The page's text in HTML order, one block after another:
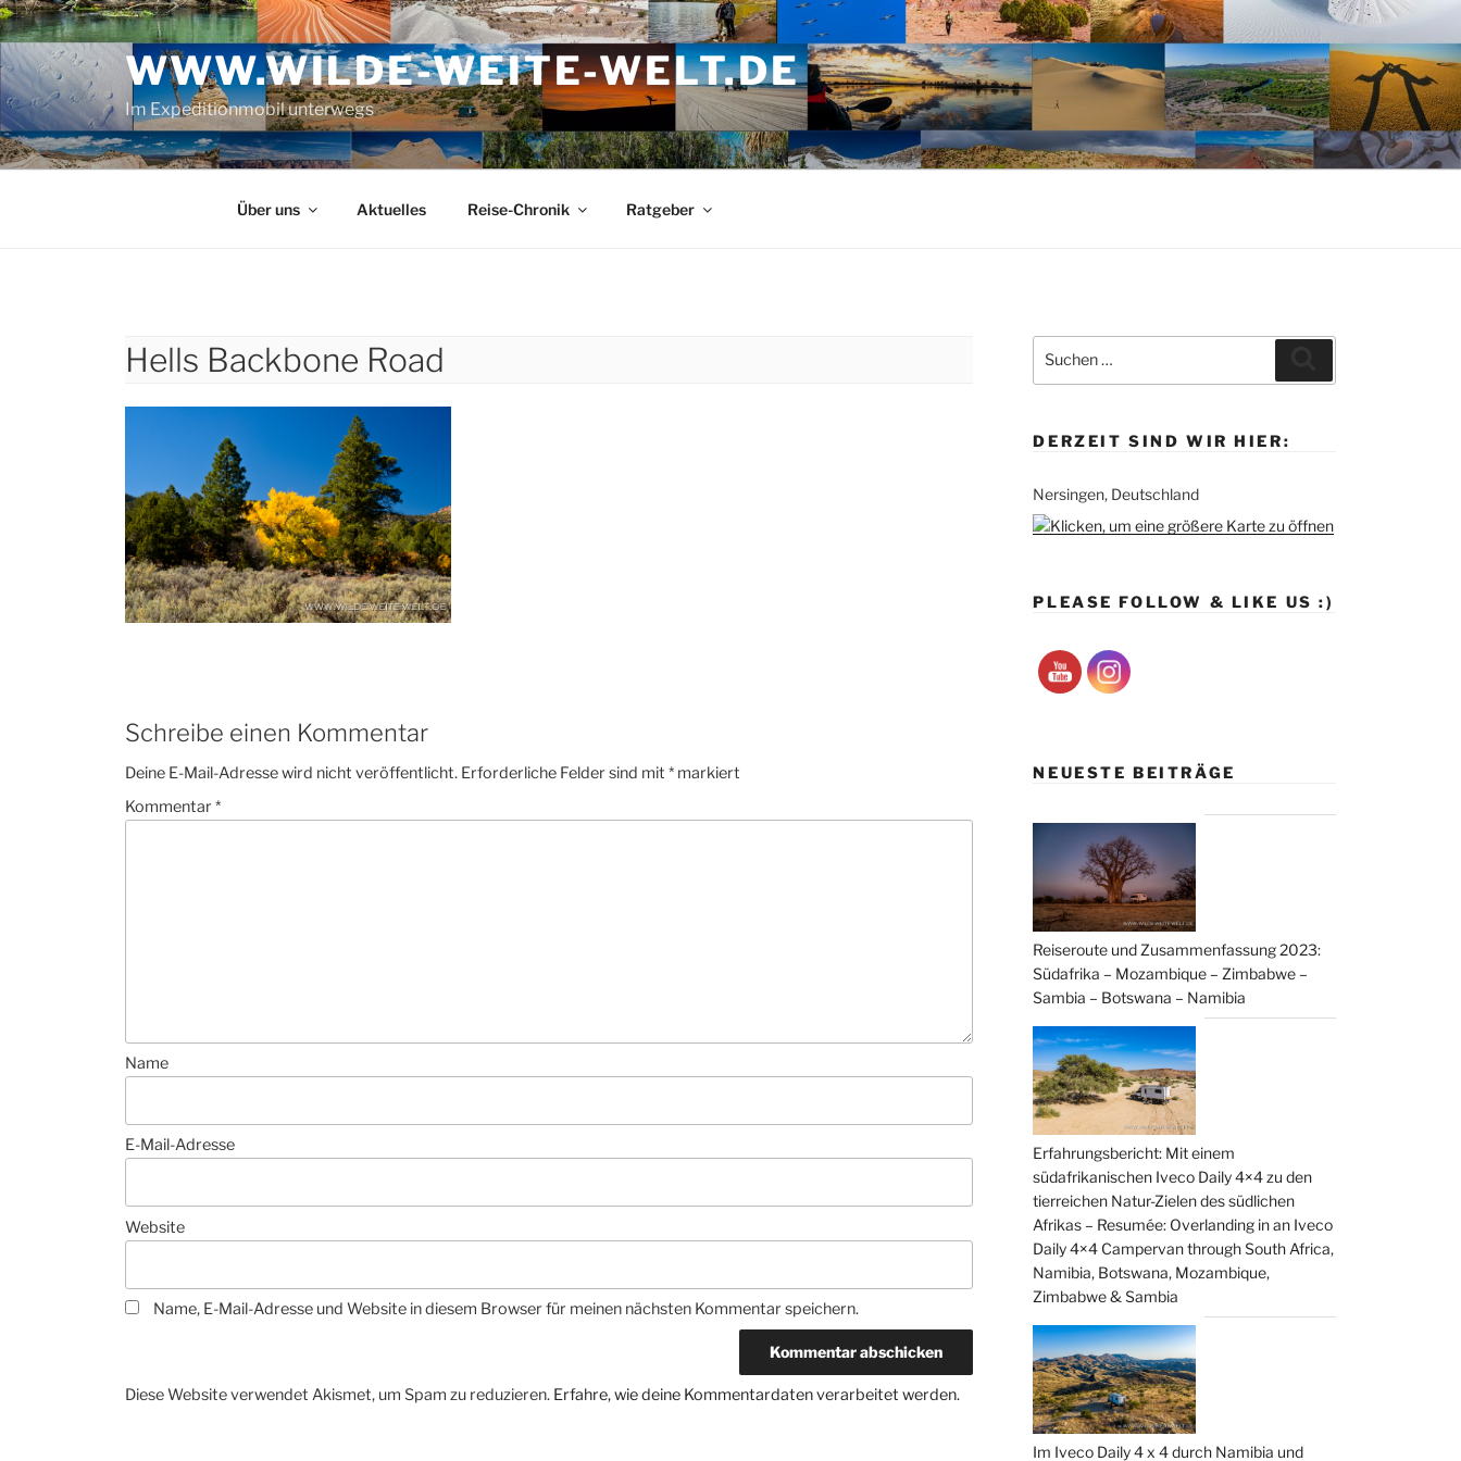
Zum
Inhalt
springen
WWW.WILDE-WEITE-WELT.DE
Im Expeditionmobil unterwegs
Über uns Aktuelles Reise-Chronik Ratgeber
Hells Backbone Road
Schreibe einen Kommentar
Deine E-Mail-Adresse wird nicht veröffentlicht. Erforderliche Felder sind mit* markiert
Kommentar*
Name
E-Mail-Adresse
Website
Name, E-Mail-Adresse und Website in diesem Browser für meinen nächsten Kommentar speichern.
Diese Website verwendet Akismet, um Spam zu reduzieren. Erfahre, wie deine Kommentardaten verarbeitet werden.
nach:
DERZEIT SIND WIR HIER:
Nersingen, Deutschland
PLEASE FOLLOW & LIKE US :)
NEUESTE BEITRÄGE
Reiseroute und Zusammenfassung 2023:
Südafrika – Mozambique – Zimbabwe –
Sambia – Botswana – Namibia
Erfahrungsbericht: Mit einem
südafrikanischen Iveco Daily 4×4 zu den
tierreichen Natur-Zielen des südlichen
Afrikas – Resumée: Overlanding in an Iveco
Daily 4×4 Campervan through South Africa,
Namibia, Botswana, Mozambique,
Zimbabwe & Sambia
Im Iveco Daily 4 x 4 durch Namibia und